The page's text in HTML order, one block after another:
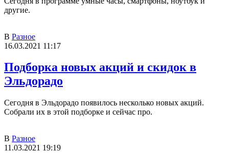
другие.
В Разное
16.03.2021 11:17
Подборка новых акций и скидок в
Эльдорадо
Сегодня в Эльдорадо появилось несколько новых акций.
Собрали их в этой подборке и сейчас про.
В Разное
11.03.2021 19:19